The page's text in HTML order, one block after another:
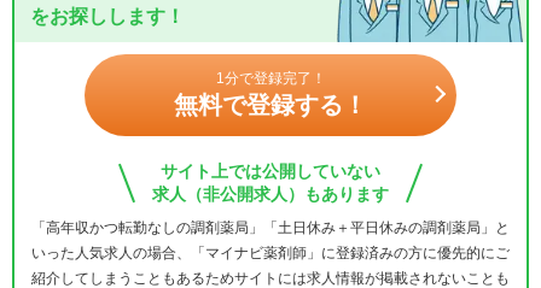
をお探しします！
1分で登録完了！
無料で登録する！
サイト上では公開していない
求人（非公開求人）もあります
「高年収かつ転勤なしの調剤薬局」「土日休み＋平日休みの調剤薬局」と
いった人気求人の場合、「マイナビ薬剤師」に登録済みの方に優先的にご
紹介してしまうこともあるためサイトには求人情報が掲載されないことも